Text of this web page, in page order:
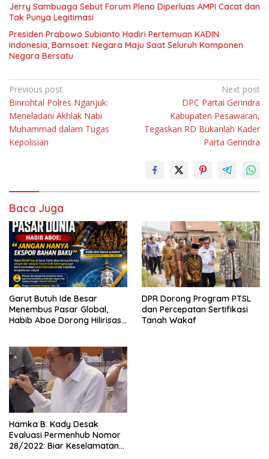
Jerry Sambuaga Sebut Forum Pleno Diperluas AMPI Cacat dan
Tak Punya Legitimasi
Presiden Prabowo Subianto Hadiri Pertemuan KADIN
Indonesia, Bamsoet: Negara Maju Saat Seluruh Komponen
Negara Bersatu
Navigasi
pos
Previous post
Binrohtal Polres Nganjuk:
Meneladani Akhlak Nabi
Muhammad dalam Tugas
Kepolisian
Next post
DPC Partai Gerindra
Kabupaten Pesawaran,
Tegaskan RD Bukanlah Kader
Parta Gerindra
Baca Juga
Garut Butuh Ide Besar
Menembus Pasar Global,
Habib Aboe Dorong Hilirisasi
DPR Dorong Program PTSL
dan Percepatan Sertifikasi
Tanah Wakaf
Hamka B. Kady Desak
Evaluasi Permenhub Nomor
28/2022: Biar Keselamatan